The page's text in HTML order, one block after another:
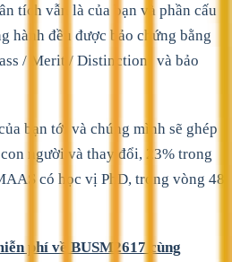
tích vẫn là của bạn và phần cấu
hành đều được bảo chứng bằng
/ Merit / Distinction) và bảo
bạn tới và chúng mình sẽ ghép
người và thay đổi, 23% trong
có học vị PhD, trong vòng 48
phí về BUSM2617 cùng